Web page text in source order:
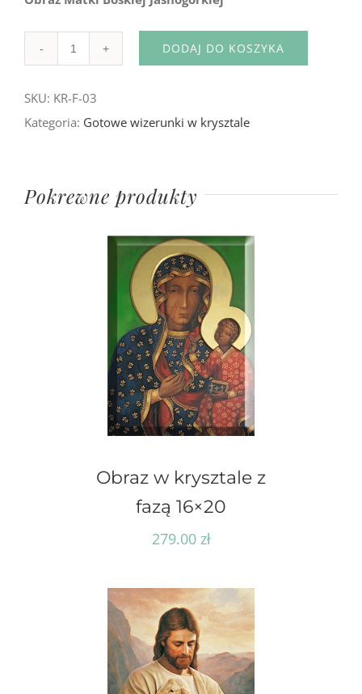
DODAJ DO KOSZYKA
SKU: KR-F-03
Kategoria: Gotowe wizerunki w krysztale
Pokrewne produkty
Obraz w krysztale z
fazą 16×20
279.00 zł